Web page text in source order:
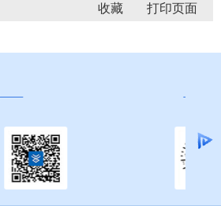
收藏